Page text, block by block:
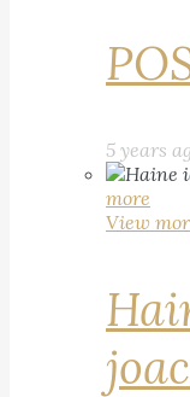
5 years
more
View